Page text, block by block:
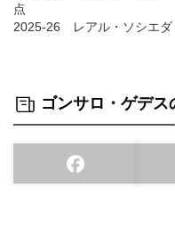
点
2025-26 レアル・ソシエダ
ゴンサロ・ゲデス